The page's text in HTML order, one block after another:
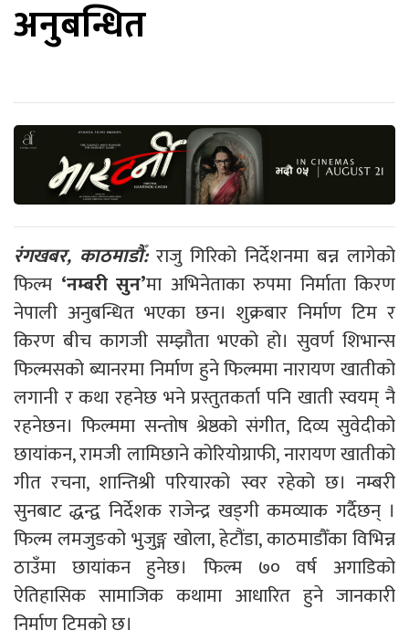
अनुबन्धित
रंगखबर, काठमाडौँ: राजु गिरिको निर्देशनमा बन्न लागेको
फिल्म ‘नम्बरी सुन’मा अभिनेताका रुपमा निर्माता किरण
नेपाली अनुबन्धित भएका छन। शुक्रबार निर्माण टिम र
किरण बीच कागजी सम्झौता भएको हो। सुवर्ण शिभान्स
फिल्मसको ब्यानरमा निर्माण हुने फिल्ममा नारायण खातीको
लगानी र कथा रहनेछ भने प्रस्तुतकर्ता पनि खाती स्वयम् नै
रहनेछन। फिल्ममा सन्तोष श्रेष्ठको संगीत, दिव्य सुवेदीको
छायांकन, रामजी लामिछाने कोरियोग्राफी, नारायण खातीको
गीत रचना, शान्तिश्री परियारको स्वर रहेको छ। नम्बरी
सुनबाट द्धन्द्व निर्देशक राजेन्द्र खड्गी कमव्याक गर्दैछन् ।
फिल्म लमजुङको भुजुङ्ग खोला, हेटौंडा, काठमाडौँका विभिन्न
ठाउँमा छायांकन हुनेछ। फिल्म ७० वर्ष अगाडिको
ऐतिहासिक सामाजिक कथामा आधारित हुने जानकारी
निर्माण टिमको छ।